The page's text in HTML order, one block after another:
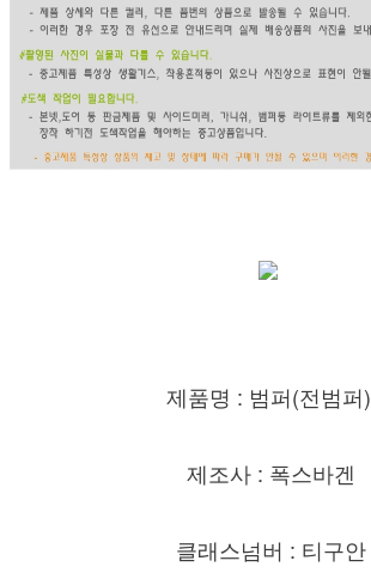
제품명 : 범퍼(전범퍼)
제조사 : 폭스바겐
클래스넘버 : 티구안